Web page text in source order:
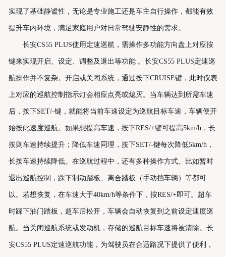
实现了基础静谧性，无论是专业施工还是车主自行操作，都能有效
提升车内环境，满足家庭用户对日常驾驶安静性的需求。
长安CS55 PLUS使用定速巡航，需操作多功能方向盘上对应按
键来实现开启、设定、调整及退出等功能 。长安CS55 PLUS定速巡
航操作并不复杂。开启或关闭系统，通过按下CRUISE键，此时仪表
上对应的巡航控制指示灯会相应点亮或熄灭。当车辆达到所需车速
后，按下SET/-键，就能将当前车速设定为巡航目标车速，车辆便开
始按此速度巡航。如果想提高车速，按下RES/+键可提高5km/h，长
按则车速持续提升；降低车速同理，按下SET/-键每次降低5km/h，
长按车速持续降低。在巡航过程中，还有多种操作方式。比如暂时
退出巡航控制，踩下制动踏板、离合踏板（手动挡车辆）等都可
以。若想恢复，在车速大于40km/h等条件下，按RES/+即可。超车
时踩下油门踏板，超车后松开，车辆会自动恢复到之前设定速度巡
航。当关闭巡航系统或发动机，存储的巡航目标车速将被清除。长
安CS55 PLUS定速巡航功能，为驾驶员在合适路况下提供了便利，